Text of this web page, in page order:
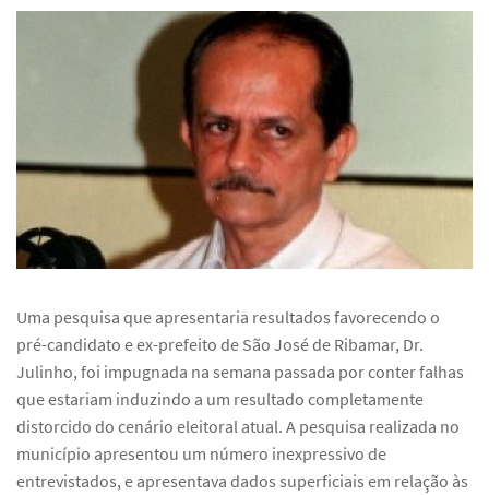
Uma pesquisa que apresentaria resultados favorecendo o
pré-candidato e ex-prefeito de São José de Ribamar, Dr.
Julinho, foi impugnada na semana passada por conter falhas
que estariam induzindo a um resultado completamente
distorcido do cenário eleitoral atual. A pesquisa realizada no
município apresentou um número inexpressivo de
entrevistados, e apresentava dados superficiais em relação às